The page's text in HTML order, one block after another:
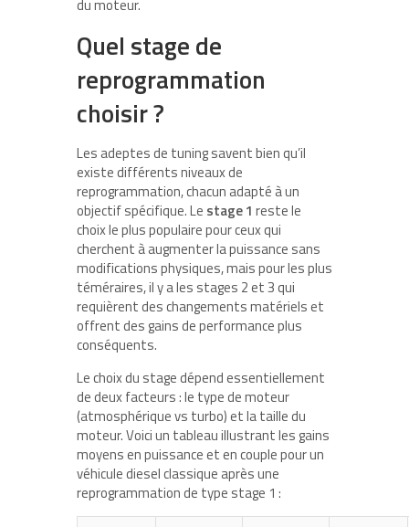
du moteur.
Quel stage de
reprogrammation
choisir ?
Les adeptes de tuning savent bien qu’il
existe différents niveaux de
reprogrammation, chacun adapté à un
objectif spécifique. Le stage 1 reste le
choix le plus populaire pour ceux qui
cherchent à augmenter la puissance sans
modifications physiques, mais pour les plus
téméraires, il y a les stages 2 et 3 qui
requièrent des changements matériels et
offrent des gains de performance plus
conséquents.
Le choix du stage dépend essentiellement
de deux facteurs : le type de moteur
(atmosphérique vs turbo) et la taille du
moteur. Voici un tableau illustrant les gains
moyens en puissance et en couple pour un
véhicule diesel classique après une
reprogrammation de type stage 1 :